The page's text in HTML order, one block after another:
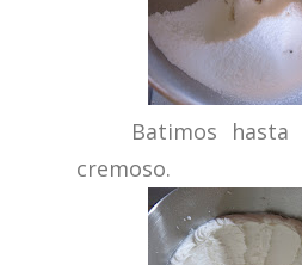
Batimos hasta
cremoso.